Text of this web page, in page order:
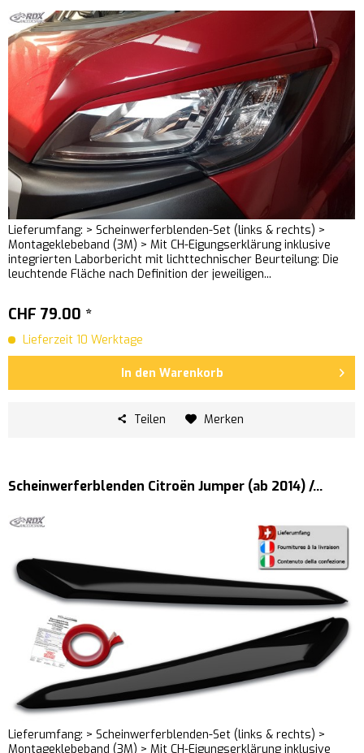
Lieferumfang: > Scheinwerferblenden-Set (links & rechts) >
Montageklebeband (3M) > Mit CH-Eigungserklärung inklusive
integrierten Laborbericht mit lichttechnischer Beurteilung: Die
leuchtende Fläche nach Definition der jeweiligen...
CHF 79.00 *
Lieferzeit 10 Werktage
In den Warenkorb
Teilen Merken
Scheinwerferblenden Citroën Jumper (ab 2014) /...
Lieferumfang: > Scheinwerferblenden-Set (links & rechts) >
Montageklebeband (3M) > Mit CH-Eigungserklärung inklusive